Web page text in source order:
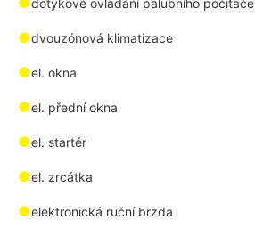
●dvouzónová klimatizace
●el. okna
●el. přední okna
●el. startér
●el. zrcátka
●elektronická ruční brzda